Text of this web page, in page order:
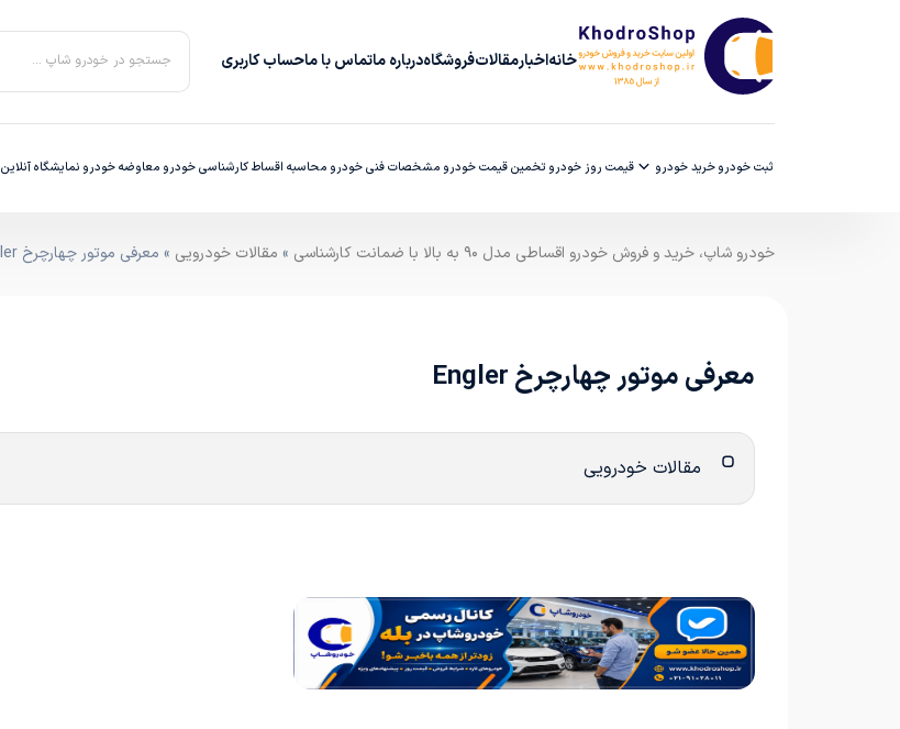
خانهاخبارمقالاتفروشگاهدرباره‌ ماتماس با ماحساب کاربری جستجو در خودرو شاپ ...
ثبت خودروخرید خودرو قیمت روز خودرو تخمین قیمت خودرو مشخصات فنی خودرو محاسبه اقساطکارشناسی خودرو معاوضه خودرو نمایشگاه آنلاین
خودرو شاپ، خرید و فروش خودرو اقساطی مدل ۹۰ به بالا با ضمانت کارشناسی » مقالات خودرویی » معرفی موتور چهارچرخ Engler
معرفی موتور چهارچرخ Engler
مقالات خودرویی